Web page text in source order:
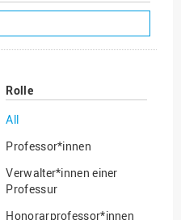
Rolle
All
Professor*innen
Verwalter*innen einer
Professur
Honorarprofessor*innen